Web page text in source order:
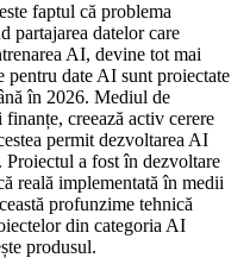
faptul că problema
partajarea datelor care
AI, devine tot mai
date AI sunt proiectate
în 2026. Mediul de
creează activ cerere
permit dezvoltarea AI
a fost în dezvoltare
reală implementată în medii
profunzime tehnică
din categoria AI
produsul.